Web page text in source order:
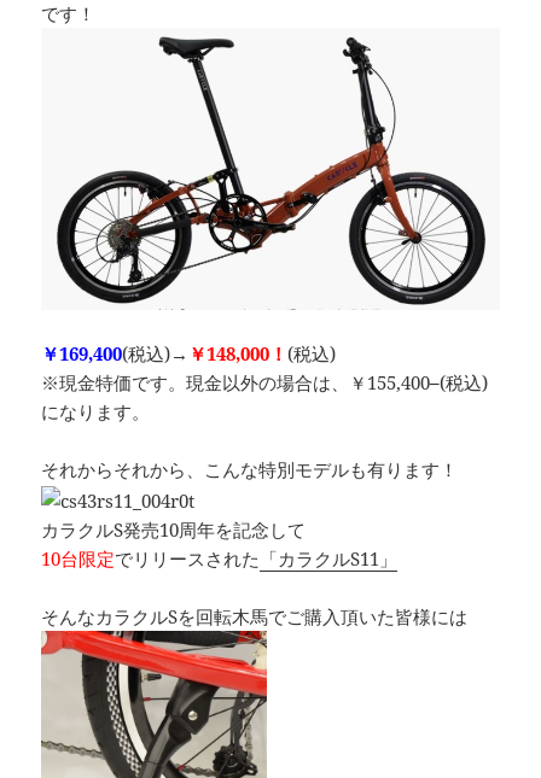
です！
￥169,400(税込)→ ￥148,000！(税込)
※現金特価です。現金以外の場合は、￥155,400–(税込)
になります。
それからそれから、こんな特別モデルも有ります！
カラクルS発売10周年を記念して
10台限定でリリースされた 「カラクルS11」
そんなカラクルSを回転木馬でご購入頂いた皆様には